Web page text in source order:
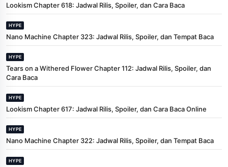
Lookism Chapter 618: Jadwal Rilis, Spoiler, dan Cara Baca
HYPE
Nano Machine Chapter 323: Jadwal Rilis, Spoiler, dan Tempat Baca
HYPE
Tears on a Withered Flower Chapter 112: Jadwal Rilis, Spoiler, dan
Cara Baca
HYPE
Lookism Chapter 617: Jadwal Rilis, Spoiler, dan Cara Baca Online
HYPE
Nano Machine Chapter 322: Jadwal Rilis, Spoiler, dan Tempat Baca
HYPE